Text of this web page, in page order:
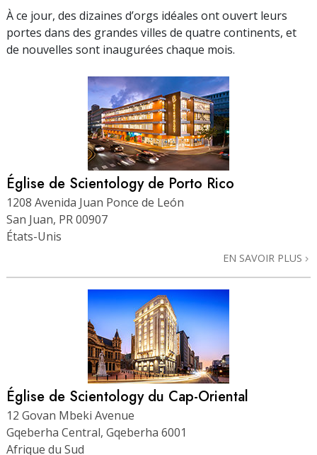
À ce jour, des dizaines d’orgs idéales ont ouvert leurs
portes dans des grandes villes de quatre continents, et
de nouvelles sont inaugurées chaque mois.
Église de Scientology de Porto Rico
1208 Avenida Juan Ponce de León
San Juan, PR 00907
États-Unis
EN SAVOIR PLUS
Église de Scientology du Cap-Oriental
12 Govan Mbeki Avenue
Gqeberha Central, Gqeberha 6001
Afrique du Sud